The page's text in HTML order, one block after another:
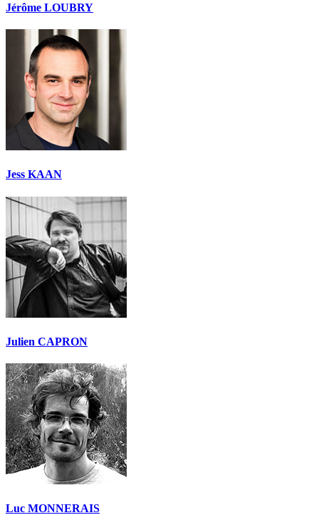
Jérôme LOUBRY
Jess KAAN
Julien CAPRON
Luc MONNERAIS